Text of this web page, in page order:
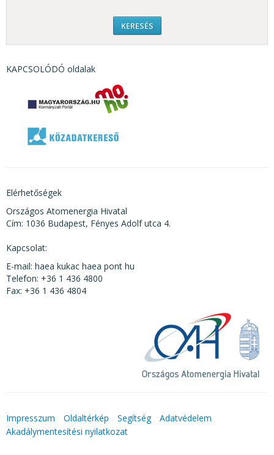
KAPCSOLÓDÓ oldalak
Elérhetőségek
Országos Atomenergia Hivatal
Cím: 1036 Budapest, Fényes Adolf utca 4.
Kapcsolat:
E-mail: haea kukac haea pont hu
Telefon: +36 1 436 4800
Fax: +36 1 436 4804
Impresszum Oldaltérkép Segítség
Adatvédelem
Akadálymentesítési nyilatkozat